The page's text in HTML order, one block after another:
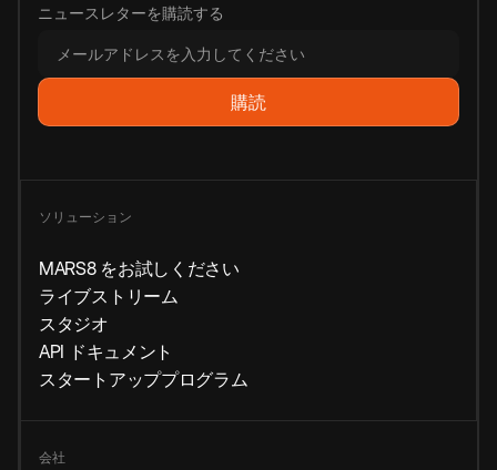
ニュースレターを購読する
ソリューション
MARS8 をお試しください
ライブストリーム
スタジオ
API ドキュメント
スタートアッププログラム
会社